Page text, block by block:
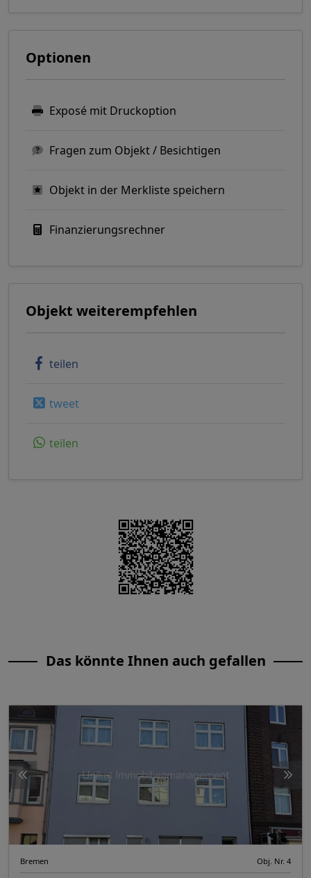
Optionen
Exposé mit Druckoption
Fragen zum Objekt / Besichtigen
Objekt in der Merkliste speichern
Finanzierungsrechner
Objekt weiterempfehlen
teilen
tweet
teilen
Das könnte Ihnen auch gefallen
Bremen Obj. Nr. 4